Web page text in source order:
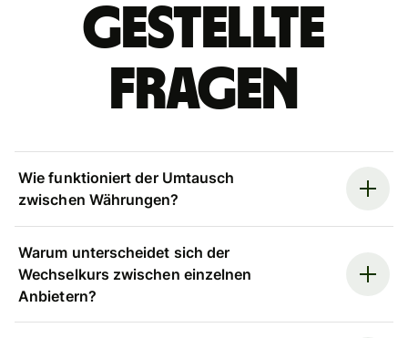
gestellte
Fragen
Wie funktioniert der Umtausch
zwischen Währungen?
Warum unterscheidet sich der
Wechselkurs zwischen einzelnen
Anbietern?